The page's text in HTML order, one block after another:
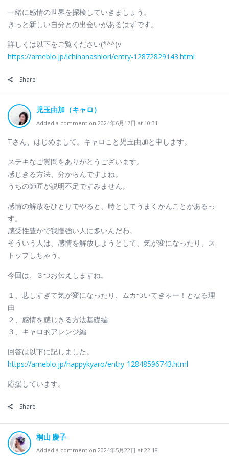
一緒に感情の世界を探検していきましょう。
きっと新しい自分との出会いがあるはずです。
詳しくは以下をご覧ください(*^^)v
https://ameblo.jp/ichihanashiori/entry-12872829143.html
Share
児玉由加（キャロ）
Added a comment on 2024年6月17日 at 10:31
Tさん、はじめまして。キャロこと児玉由加と申します。
ステキなご質問をありがとうございます。
感じきる方法、分からんですよね。
うちの師匠が説明不足ですみません。
感情の解放をひとりでやると、時としてうまくかんことがあるっ
す。
感受性豊かで我慢強い人に多いんだわ。
そういう人は、感情を解放しようとして、気が変になったり、ス
トップしちゃう。
今回は、３つお伝えしますね。
１、悲しすぎて気が変になったり、ムカついてぎゃー！となる理
由
２、感情を感じきる方法基礎編
３、キャロ的アレンジ編
回答は以下に記しました。
https://ameblo.jp/happykyaro/entry-12848596743.html
応援しています。
Share
桐山 慶子
Added a comment on 2024年5月22日 at 22:18